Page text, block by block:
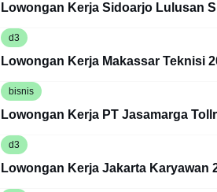
Lowongan Kerja Sidoarjo Lulusan
d3
Lowongan Kerja Makassar Teknisi
bisnis
Lowongan Kerja PT Jasamarga
d3
Lowongan Kerja Jakarta Karyawan